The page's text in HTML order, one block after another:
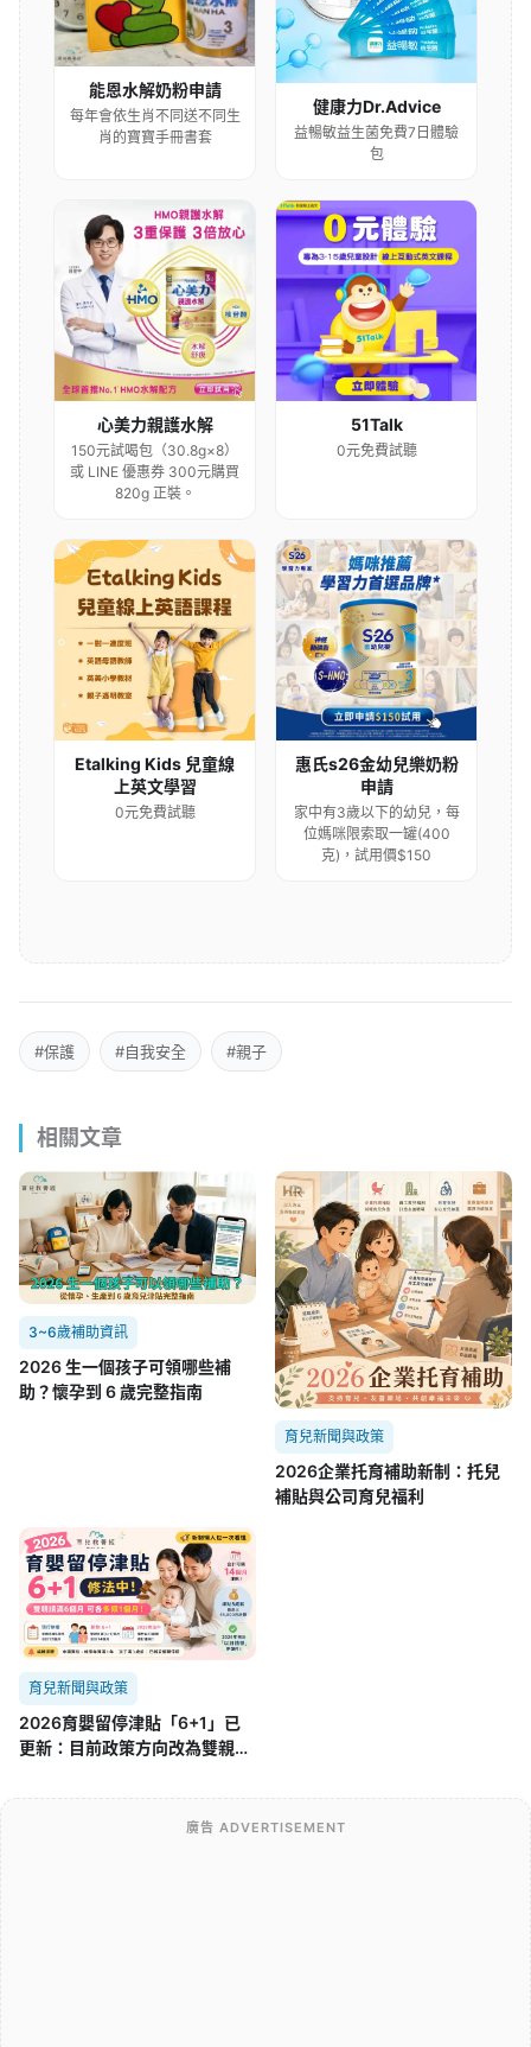
能恩水解奶粉申請
每年會依生肖不同送不同生
肖的寶寶手冊書套
健康力Dr.Advice
益暢敏益生菌免費7日體驗
包
心美力親護水解
150元試喝包（30.8g×8）
或 LINE 優惠券 300元購買
820g 正裝。
51Talk
0元免費試聽
Etalking Kids 兒童線
上英文學習
0元免費試聽
惠氏s26金幼兒樂奶粉
申請
家中有3歲以下的幼兒，每
位媽咪限索取一罐(400
克)，試用價$150
#保護 #自我安全 #親子
相關文章
3~6歲補助資訊
2026 生一個孩子可領哪些補
助？懷孕到 6 歲完整指南
育兒新聞與政策
2026企業托育補助新制：托兒
補貼與公司育兒福利
育兒新聞與政策
2026育嬰留停津貼「6+1」已
更新：目前政策方向改為雙親
廣告 ADVERTISEMENT